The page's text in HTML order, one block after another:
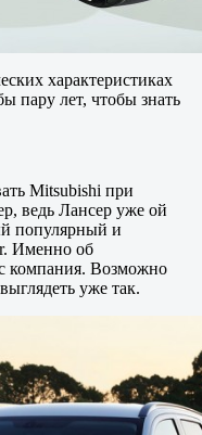
характеристиках
пару лет, чтобы знать
Mitsubishi при
ведь Лансер уже ой
популярный и
Именно об
компания. Возможно
уже так.